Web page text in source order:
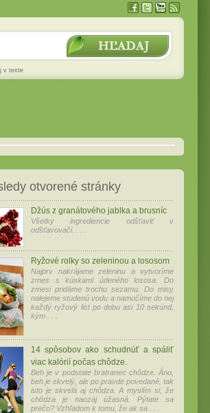
v texte
otvorené stránky
Džús z granátového jablka a brusníc
Všetky ingrediencie odšťaviť v
odšťavovači. . . .
Ryžové rolky so zeleninou a lososom
Najprv nakrájame zeleninu a vytvoríme
zmes s kúskami údeného lososa. Do
zmesi pridáme trochu sezamu. Do misy
nalejeme studenú vodu a namočíme do nej
každý ryžový list po dobu asi 10 sekúnd,
kým . . .
14 spôsobov ako schudnúť a spáliť
viac kalórií počas chôdze.
Beh je v podstate bratranec chôdze. Áno,
beh je skvelý, ale po pravde povedané, tak
isto je skvelá aj chôdza. A myslím si, že
chôdza je naozaj úžasná. Pýtate sa
prečo? Vzhľadom k tomu, že ak sa . . .